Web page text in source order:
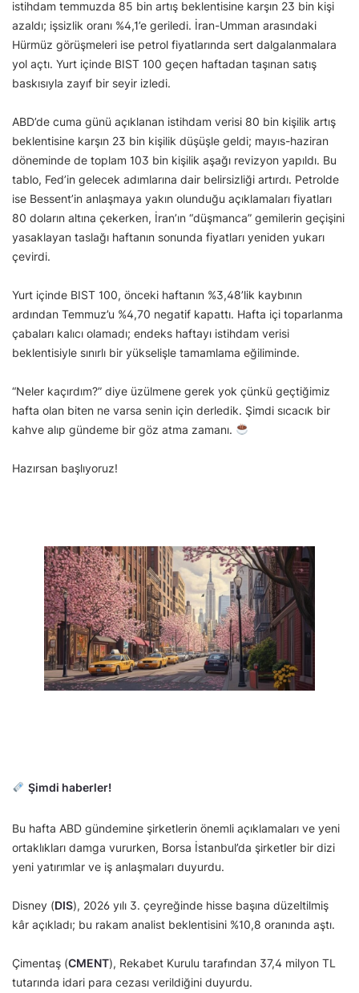
istihdam temmuzda 85 bin artış beklentisine karşın 23 bin kişi
azaldı; işsizlik oranı %4,1’e geriledi. İran-Umman arasındaki
Hürmüz görüşmeleri ise petrol fiyatlarında sert dalgalanmalara
yol açtı. Yurt içinde BIST 100 geçen haftadan taşınan satış
baskısıyla zayıf bir seyir izledi.
ABD’de cuma günü açıklanan istihdam verisi 80 bin kişilik artış
beklentisine karşın 23 bin kişilik düşüşle geldi; mayıs-haziran
döneminde de toplam 103 bin kişilik aşağı revizyon yapıldı. Bu
tablo, Fed’in gelecek adımlarına dair belirsizliği artırdı. Petrolde
ise Bessent’in anlaşmaya yakın olunduğu açıklamaları fiyatları
80 doların altına çekerken, İran’ın “düşmanca” gemilerin geçişini
yasaklayan taslağı haftanın sonunda fiyatları yeniden yukarı
çevirdi.
Yurt içinde BIST 100, önceki haftanın %3,48’lik kaybının
ardından Temmuz’u %4,70 negatif kapattı. Hafta içi toparlanma
çabaları kalıcı olamadı; endeks haftayı istihdam verisi
beklentisiyle sınırlı bir yükselişle tamamlama eğiliminde.
“Neler kaçırdım?” diye üzülmene gerek yok çünkü geçtiğimiz
hafta olan biten ne varsa senin için derledik. Şimdi sıcacık bir
kahve alıp gündeme bir göz atma zamanı.
Hazırsan başlıyoruz!
Şimdi haberler!
Bu hafta ABD gündemine şirketlerin önemli açıklamaları ve yeni
ortaklıkları damga vururken, Borsa İstanbul’da şirketler bir dizi
yeni yatırımlar ve iş anlaşmaları duyurdu.
Disney (DIS), 2026 yılı 3. çeyreğinde hisse başına düzeltilmiş
kâr açıkladı; bu rakam analist beklentisini %10,8 oranında aştı.
Çimentaş (CMENT), Rekabet Kurulu tarafından 37,4 milyon TL
tutarında idari para cezası verildiğini duyurdu.